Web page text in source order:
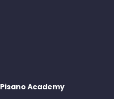
Pisano Academy